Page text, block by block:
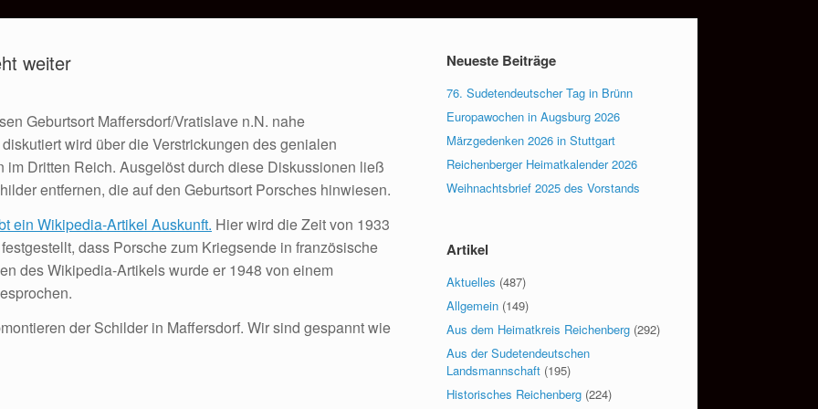
weiter
Geburtsort Maffersdorf/Vratislave n.N. nahe
wird über die Verstrickungen des genialen
Dritten Reich. Ausgelöst durch diese Diskussionen ließ
entfernen, die auf den Geburtsort Porsches hinwiesen.
ein Wikipedia-Artikel Auskunft. Hier wird die Zeit von 1933
dass Porsche zum Kriegsende in französische
des Wikipedia-Artikels wurde er 1948 von einem
der Schilder in Maffersdorf. Wir sind gespannt wie
Neueste Beiträge
76. Sudetendeutscher Tag in Brünn
Europawochen in Augsburg 2026
Märzgedenken 2026 in Stuttgart
Reichenberger Heimatkalender 2026
Weihnachtsbrief 2025 des Vorstands
Artikel
Aktuelles (487)
Allgemein (149)
Aus dem Heimatkreis Reichenberg (292)
Aus der Sudetendeutschen
Landsmannschaft (195)
Historisches Reichenberg (224)